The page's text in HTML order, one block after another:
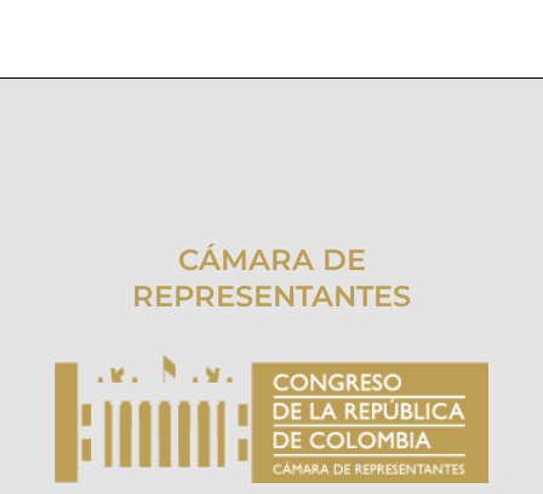
CÁMARA DE
REPRESENTANTES